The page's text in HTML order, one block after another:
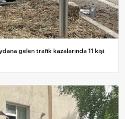
gelen trafik kazalarında 11 kişi